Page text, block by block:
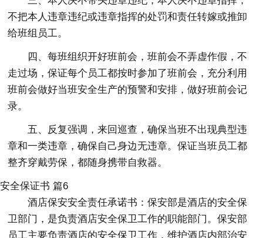
不把本人违章违纪或违章指挥的处罚和责任转嫁或推卸
给班组员工。
四、每班组织开好班前会，班前会不弄虚作假，不
走过场，保证每个员工都按时参加了班前会，充分利用
班前会做好当班安全生产的预警和安排，做好班前会记
录。
五、反复强调，来回巡查，确保当班不出现典型违
章和一类违章，确保自己身边无违章。保证当班员工都
整齐穿戴劳保，都随身携带自救器。
安全保证书 篇6
酒店保安安全责任承诺书：保安部是酒店的安全保
卫部门，是负责酒店安全保卫工作的职能部门。保安部
员工主要负责酒店的安全保卫工作，维护酒店内部治安